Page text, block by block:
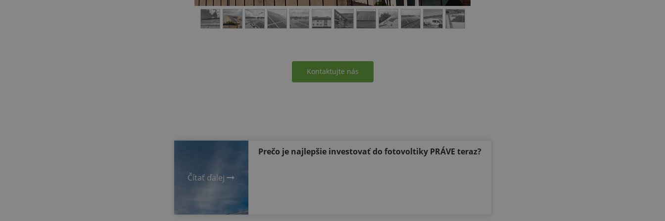
Kontaktujte nás
Čítať ďalej
Prečo je najlepšie investovať do fotovoltiky PRÁVE teraz?